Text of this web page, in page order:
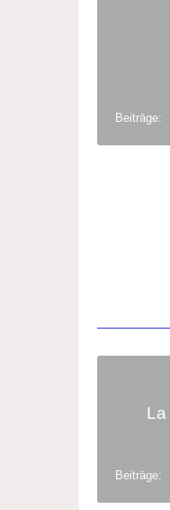
Beiträge
Beiträge